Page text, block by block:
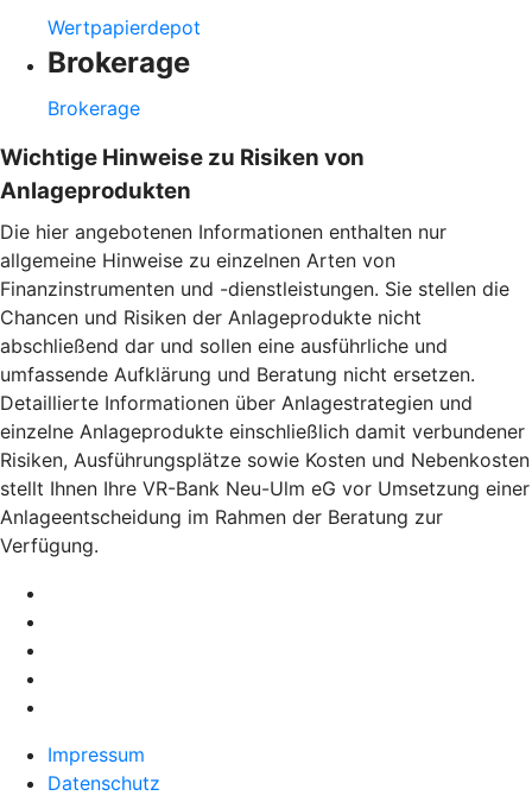
Wertpapierdepot
Brokerage
Brokerage
Wichtige Hinweise zu Risiken von
Anlageprodukten
Die hier angebotenen Informationen enthalten nur
allgemeine Hinweise zu einzelnen Arten von
Finanzinstrumenten und -dienstleistungen. Sie stellen die
Chancen und Risiken der Anlageprodukte nicht
abschließend dar und sollen eine ausführliche und
umfassende Aufklärung und Beratung nicht ersetzen.
Detaillierte Informationen über Anlagestrategien und
einzelne Anlageprodukte einschließlich damit verbundener
Risiken, Ausführungsplätze sowie Kosten und Nebenkosten
stellt Ihnen Ihre VR-Bank Neu-Ulm eG vor Umsetzung einer
Anlageentscheidung im Rahmen der Beratung zur
Verfügung.
Impressum
Datenschutz